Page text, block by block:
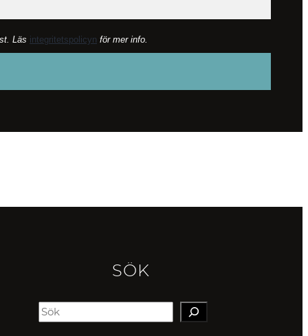
Läs integritetspolicyn för mer info.
SÖK